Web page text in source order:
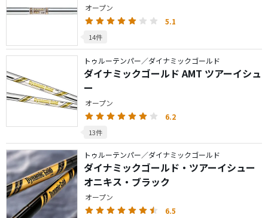
オープン
5.1
14件
トゥルーテンパー／ダイナミックゴールド
ダイナミックゴールド AMT ツアーイシュ
ー
オープン
6.2
13件
トゥルーテンパー／ダイナミックゴールド
ダイナミックゴールド・ツアーイシュー
オニキス・ブラック
オープン
6.5